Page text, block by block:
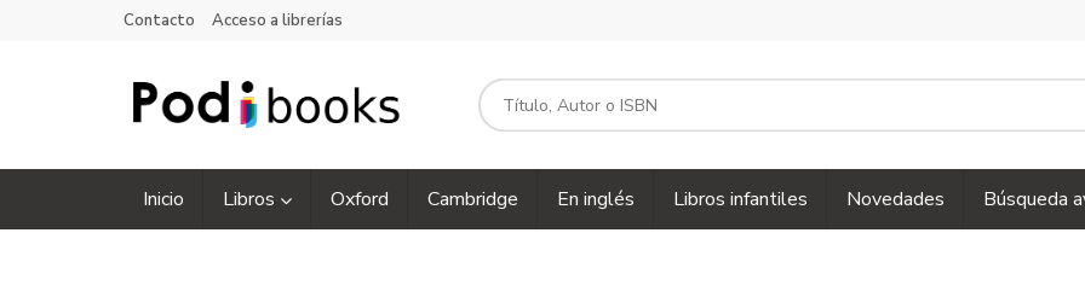
Contacto Acceso a librerías
Inicio Libros Oxford Cambridge En inglés Libros infantiles Novedades Búsqueda